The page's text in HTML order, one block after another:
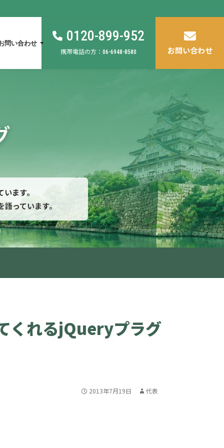
問い合わせ 0120-899-952
携帯電話の方： 06-6948-8580 お問い合わせ
ます。
っています。
くれるjQueryプラグ
2013年7月19日 代表